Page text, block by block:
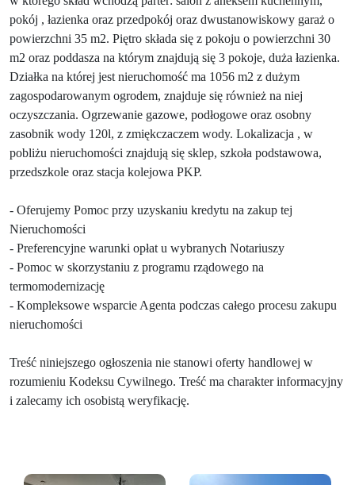
pokój , łazienka oraz przedpokój oraz dwustanowiskowy garaż o
powierzchni 35 m2. Piętro składa się z pokoju o powierzchni 30
m2 oraz poddasza na którym znajdują się 3 pokoje, duża łazienka.
Działka na której jest nieruchomość ma 1056 m2 z dużym
zagospodarowanym ogrodem, znajduje się również na niej
oczyszczania. Ogrzewanie gazowe, podłogowe oraz osobny
zasobnik wody 120l, z zmiękczaczem wody. Lokalizacja , w
pobliżu nieruchomości znajdują się sklep, szkoła podstawowa,
przedszkole oraz stacja kolejowa PKP.
- Oferujemy Pomoc przy uzyskaniu kredytu na zakup tej
Nieruchomości
- Preferencyjne warunki opłat u wybranych Notariuszy
- Pomoc w skorzystaniu z programu rządowego na
termomodernizację
- Kompleksowe wsparcie Agenta podczas całego procesu zakupu
nieruchomości
Treść niniejszego ogłoszenia nie stanowi oferty handlowej w
rozumieniu Kodeksu Cywilnego. Treść ma charakter informacyjny
i zalecamy ich osobistą weryfikację.